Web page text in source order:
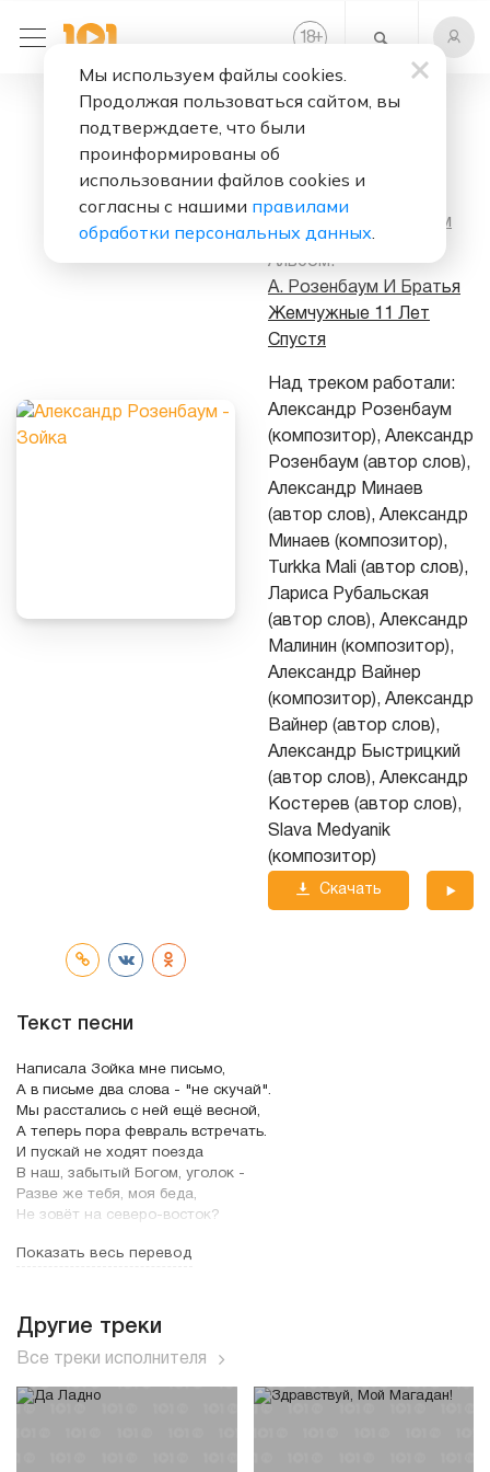
18+
Зойка
Александр Розенбаум
Альбом:
А. Розенбаум И Братья
Жемчужные 11 Лет
Спустя
Над треком работали:
Александр Розенбаум
(композитор), Александр
Розенбаум (автор слов),
Александр Минаев
(автор слов), Александр
Минаев (композитор),
Turkka Mali (автор слов),
Лариса Рубальская
(автор слов), Александр
Малинин (композитор),
Александр Вайнер
(композитор), Александр
Вайнер (автор слов),
Александр Быстрицкий
(автор слов), Александр
Костерев (автор слов),
Slava Medyanik
(композитор)
Скачать
Текст песни
Написала Зойка мне письмо,
А в письме два слова - "не скучай".
Мы расстались с ней ещё весной,
А теперь пора февраль встречать.
И пускай не ходят поезда
В наш, забытый Богом, уголок -
Разве же тебя, моя беда,
Не зовёт на северо-восток?
Зойка, когда я на тебя смотрел,
Любовь мою ты продала.
Как любил я Зойку одевать -
Для неё ходил я воровать,
Показать весь перевод
Другие треки
Все треки исполнителя
Мы используем файлы cookies.
Продолжая пользоваться сайтом, вы
подтверждаете, что были
проинформированы об
использовании файлов cookies и
согласны с нашими правилами
обработки персональных данных.